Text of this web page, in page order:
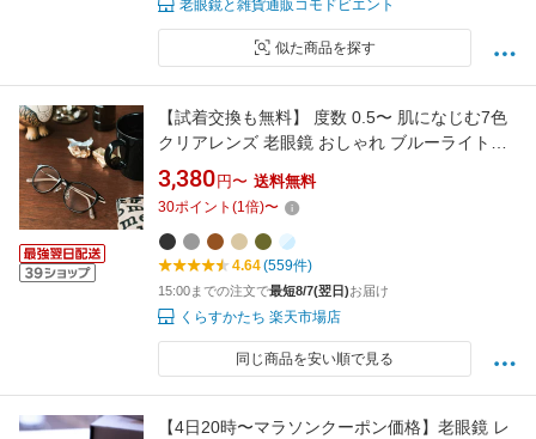
老眼鏡と雑貨通販コモドビエント
似た商品を探す
【試着交換も無料】 度数 0.5〜 肌になじむ7色
クリアレンズ 老眼鏡 おしゃれ ブルーライトカ
ット 軽量 アイウェアエア スカンディ ボストン
レディース 可愛い 人気 リーディンググラス 40
代 50代 女性 0.5 1.0 1.5 2.0 2.5
3,380 円〜 送料無料
30ポイント (1倍)〜
4.64(559件)
15:00までの注文で最短8/7(翌日)お届け
くらすかたち 楽天市場店
同じ商品を安い順で見る
【4日20時〜マラソンクーポン価格】老眼鏡 レ